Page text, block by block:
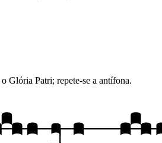
Glória Patri; repete-se a antífona.